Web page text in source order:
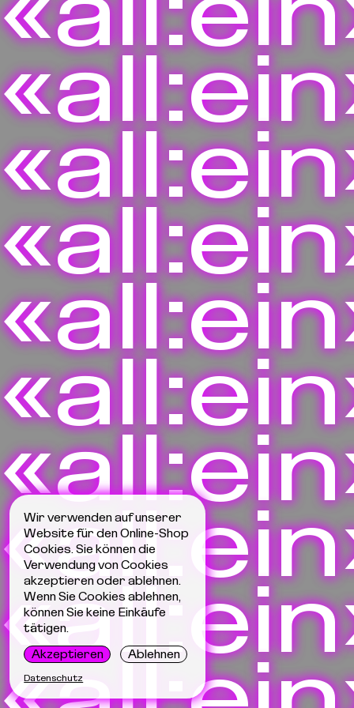
Wir verwenden auf unserer
Website für den Online-Shop
Cookies. Sie können die
Verwendung von Cookies
akzeptieren oder ablehnen.
Wenn Sie Cookies ablehnen,
können Sie keine Einkäufe
tätigen.
Akzeptieren
Ablehnen
Datenschutz